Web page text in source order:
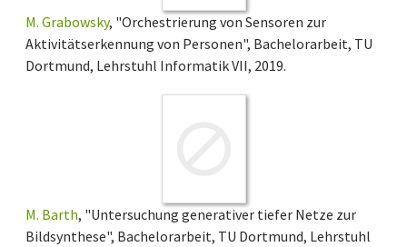
M. Grabowsky, "Orchestrierung von Sensoren zur
Aktivitätserkennung von Personen", Bachelorarbeit, TU
Dortmund, Lehrstuhl Informatik VII, 2019.
M. Barth, "Untersuchung generativer tiefer Netze zur
Bildsynthese", Bachelorarbeit, TU Dortmund, Lehrstuhl